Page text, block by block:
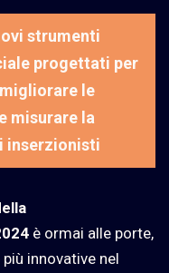
strumenti
progettati per
le
misurare la
inserzionisti
è ormai alle porte,
innovative nel